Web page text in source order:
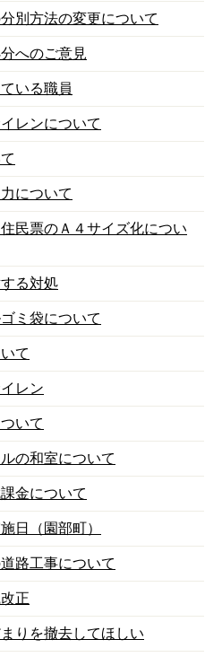
別方法の変更について
へのご意見
いる職員
レンについて
について
民票のＡ４サイズ化につい
る対処
ミ袋について
て
レン
いて
の和室について
金について
日（園部町）
路工事について
正
りを撤去してほしい